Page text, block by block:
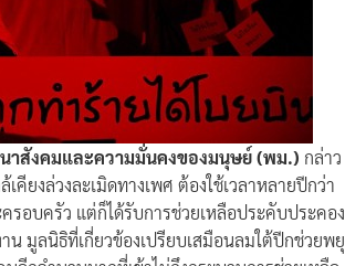
นาสังคมและความมั่นคงของมนุษย์ (พม.)กล่าว
ยงล่วงละเมิดทางเพศ ต้องใช้เวลาหลายปีกว่า
อบครัว แต่ก็ได้รับการช่วยเหลือประคับประคอง
มูลนิธิที่เกี่ยวข้องเปรียบเสมือนลมใต้ปีกช่วยพยุง
กจำนวนมากที่เข้าไม่ถึงกระบวนการช่วยเหลือ